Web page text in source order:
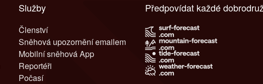
Služby
Členství
Sněhová upozornění emailem
Mobilní sněhová App
Reportéři
Počasí
Předpovídat každé